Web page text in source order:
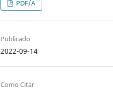
PDF/A
Publicado
2022-09-14
Como Citar